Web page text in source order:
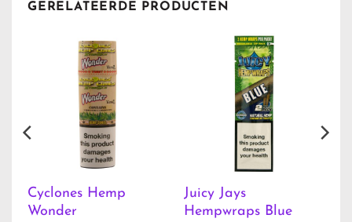
GERELATEERDE PRODUCTEN
Cyclones Hemp
Wonder
Juicy Jays
Hempwraps Blue